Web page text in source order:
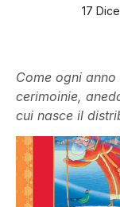
17
Come ogni
cerimoinie,
cui nasce il